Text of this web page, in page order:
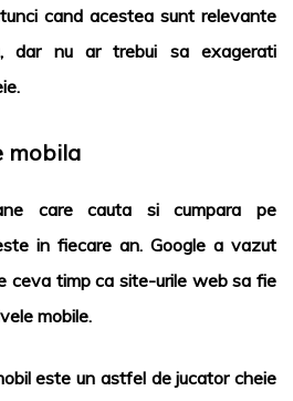
cand acestea sunt relevante
dar nu ar trebui sa exagerati
mobila
care cauta si cumpara pe
in fiecare an. Google a vazut
ceva timp ca site-urile web sa fie
mobile.
este un astfel de jucator cheie